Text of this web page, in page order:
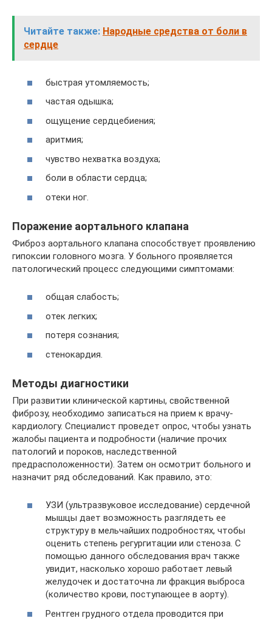
Читайте также: Народные средства от боли в
сердце
быстрая утомляемость;
частая одышка;
ощущение сердцебиения;
аритмия;
чувство нехватка воздуха;
боли в области сердца;
отеки ног.
Поражение аортального клапана
Фиброз аортального клапана способствует проявлению
гипоксии головного мозга. У больного проявляется
патологический процесс следующими симптомами:
общая слабость;
отек легких;
потеря сознания;
стенокардия.
Методы диагностики
При развитии клинической картины, свойственной
фиброзу, необходимо записаться на прием к врачу-
кардиологу. Специалист проведет опрос, чтобы узнать
жалобы пациента и подробности (наличие прочих
патологий и пороков, наследственной
предрасположенности). Затем он осмотрит больного и
назначит ряд обследований. Как правило, это:
УЗИ (ультразвуковое исследование) сердечной
мышцы дает возможность разглядеть ее
структуру в мельчайших подробностях, чтобы
оценить степень регургитации или стеноза. С
помощью данного обследования врач также
увидит, насколько хорошо работает левый
желудочек и достаточна ли фракция выброса
(количество крови, поступающее в аорту).
Рентген грудного отдела проводится при